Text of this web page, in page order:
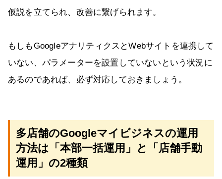
仮説を立てられ、改善に繋げられます。
もしもGoogleアナリティクスとWebサイトを連携して
いない、パラメーターを設置していないという状況に
あるのであれば、必ず対応しておきましょう。
多店舗のGoogleマイビジネスの運用
方法は「本部一括運用」と「店舗手動
運用」の2種類